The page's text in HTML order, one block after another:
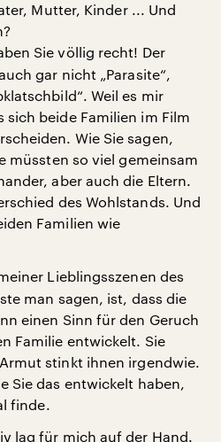
Mutter, Kinder ... Und
Sie völlig recht! Der
gar nicht „Parasite“,
Weil es mir
beide Familien im Film
Wie Sie sagen,
müssten so viel gemeinsam
aber auch die Eltern.
des Wohlstands. Und
Familien wie
Lieblingsszenen des
man sagen, ist, dass die
einen Sinn für den Geruch
Familie entwickelt. Sie
stinkt ihnen irgendwie.
Sie das entwickelt haben,
finde.
lag für mich auf der Hand.